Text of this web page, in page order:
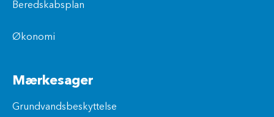
Beredskabsplan
Økonomi
Mærkesager
Grundvandsbeskyttelse